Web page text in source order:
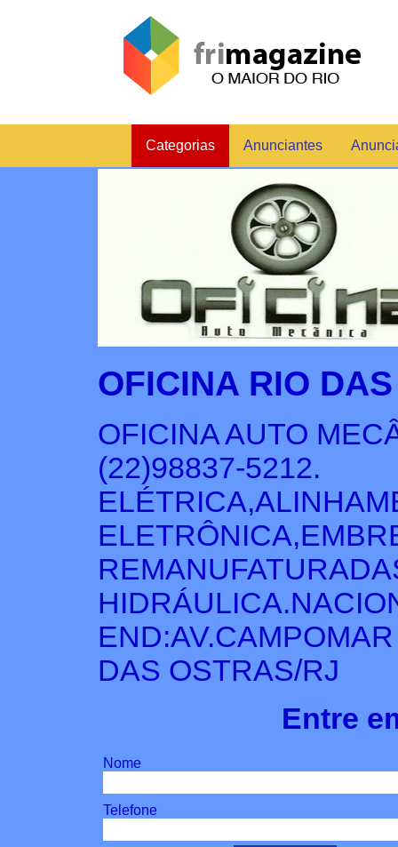
Categorias Anunciantes
OFICINA RIO
OFICINA AUTO
(22)98837-5212.
DAS OSTRAS/RJ
Entre
Nome
Telefone